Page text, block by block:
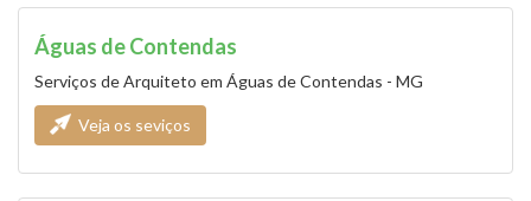
Águas de Contendas
Serviços de Arquiteto em Águas de Contendas - MG
Veja os seviços